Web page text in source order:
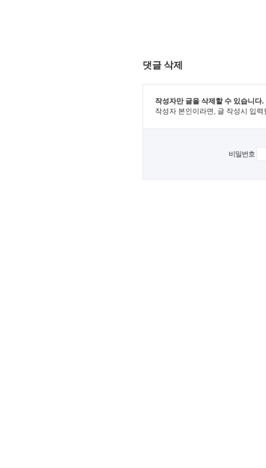
댓글 삭제
작성자만 글을 삭제할 수 있습니다.
작성자 본인이라면, 글 작성시 입
비밀번호